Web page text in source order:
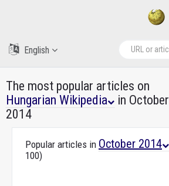
English
The most popular articles on
Hungarian Wikipedia
in October
2014
Popular articles in October 2014
100)